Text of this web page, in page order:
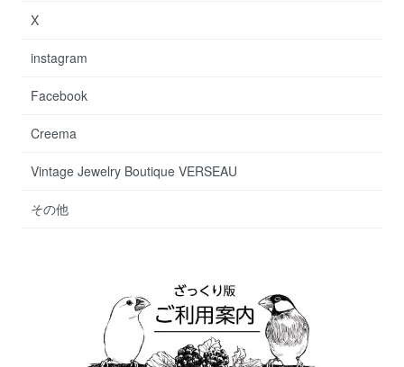
X
instagram
Facebook
Creema
Vintage Jewelry Boutique VERSEAU
その他